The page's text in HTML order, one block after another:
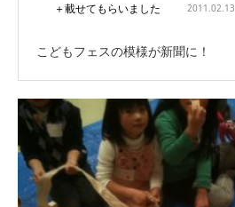
＋載せてもらいました 2011.02.13
こどもフェスの模様が新聞に！